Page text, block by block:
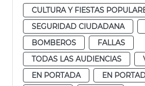
CULTURA Y FIESTAS
SEGURIDAD CIUDADANA
BOMBEROS
FALLAS
TODAS LAS AUDIENCIAS
EN PORTADA
EN